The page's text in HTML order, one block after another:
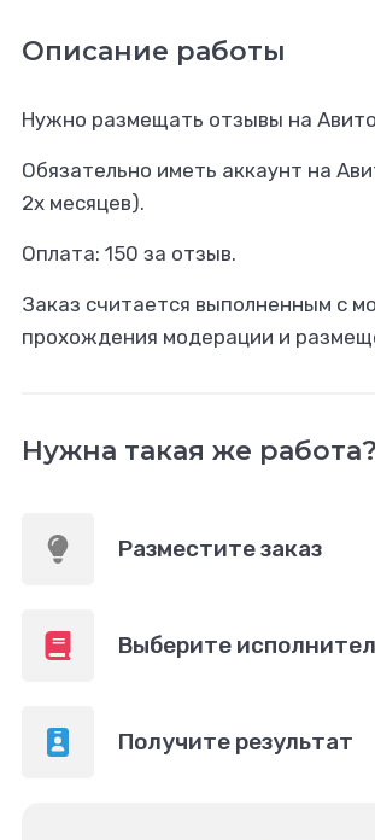
Описание работы
Нужно размещать отзывы на
Обязательно иметь аккаунт на
2х месяцев).
Оплата: 150 за отзыв.
Заказ считается выполненным с
прохождения модерации и
Нужна такая же работа?
Разместите заказ
Выберите
Получите результат